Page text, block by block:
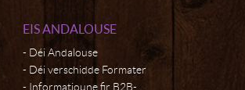
EIS ANDALOUSE
Déi Andalouse
Déi verschidde Formater
Informatioune fir B2B-